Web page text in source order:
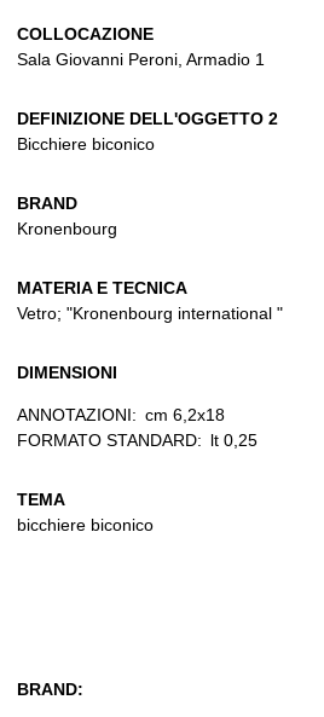
COLLOCAZIONE
Sala Giovanni Peroni, Armadio 1
DEFINIZIONE DELL'OGGETTO 2
Bicchiere biconico
BRAND
Kronenbourg
MATERIA E TECNICA
Vetro; "Kronenbourg international "
DIMENSIONI
ANNOTAZIONI: cm 6,2x18
FORMATO STANDARD: lt 0,25
TEMA
bicchiere biconico
BRAND: